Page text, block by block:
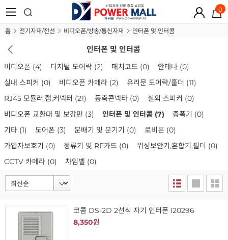
0
홈 전기자재/전선 비디오폰/방송/통신자재 인터폰 및 인터콤
인터폰 및 인터콤
비디오폰 (4) 디지털 도어락 (2) 패치코드 (0) 안테나 (0)
실내 스피커 (0) 비디오폰 카메라 (2) 유리문 도어락/홀더 (11)
RJ45 모듈러,캡,커넥터 (21) 동축콘넥타 (0) 실외 스피커 (0)
비디오폰 교환대 및 보강판 (3) 인터폰 및 인터콤 (7) 증폭기 (0)
기타 (1) 도어폰 (3) 분배기 및 분기기 (0) 로비폰 (0)
가입자보호기 (0) 정류기 및 RF카드 (0) 위성보안기,혼합기,필터 (0)
CCTV 카메라 (0) 차임벨 (0)
코콤 DS-2D 2선식 자기 인터폰 I20296
8,350원